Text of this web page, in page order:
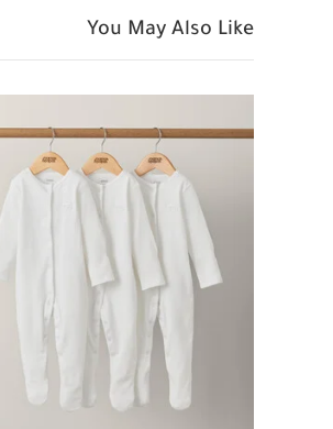
You May Also Like